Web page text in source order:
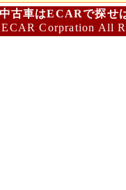
古車はECARで探せ
Corpration All